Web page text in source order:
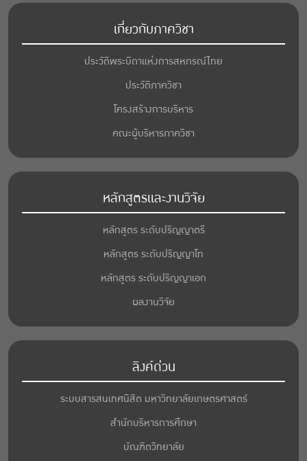
เกี่ยวกับภาควิชา
ประวัติพระบิดาแห่งการสหกรณ์ไทย
ประวัติภาควิชา
โครงสร้างการบริหาร
คณะผู้บริหารภาควิชา
หลักสูตรและงานวิจัย
หลักสูตร ระดับปริญญาตรี
หลักสูตร ระดับปริญญาโท
หลักสูตร ระดับปริญญาเอก
ผลงานวิจัย
ลิงค์ด่วน
ระบบสารสนเทศนิสิต มหาวิทยาลัยเกษตรศาสตร์
สำนักบริหารการศึกษา
บัณฑิตวิทยาลัย